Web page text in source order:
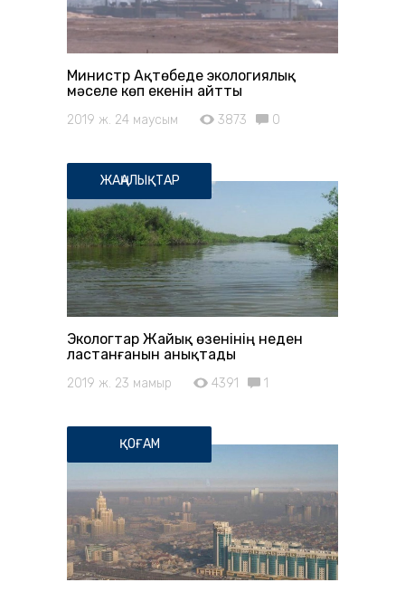
Министр Ақтөбеде экологиялық
мәселе көп екенін айтты
2019 ж. 24 маусым 3873 0
ЖАҢАЛЫҚТАР
Экологтар Жайық өзенінің неден
ластанғанын анықтады
2019 ж. 23 мамыр 4391 1
ҚОҒАМ